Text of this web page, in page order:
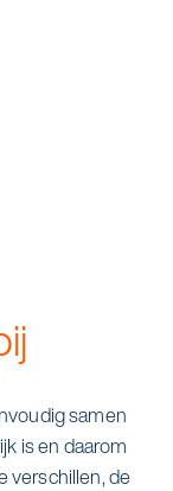
samen
is en daarom
verschillen, de